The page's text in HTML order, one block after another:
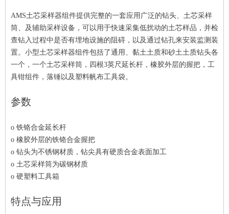
AMS土芯采样器组件提供完整的一套应用广泛的钻头、土芯采样
筒、及辅助采样设备，可以用于快速采集低扰动的土芯样品，并检
查钻入过程中是否有埋地设施的阻碍，以及通过钻孔来安装监测装
置。小型土芯采样器组件包括了通用、黏土土质和砂土土质钻头各
一个，一个土芯采样筒，四根3英尺延长杆，橡胶外层的握把，工
具钳组件，落锤以及塑料帆布工具袋。
参数
o 铁铬合金延长杆
o 橡胶外层的铁铬合金握把
o 钻头为不锈钢材质，钻尖具有硬质合金表面加工
o 土芯采样筒为碳钢材质
o 硬塑料工具箱
特点与应用